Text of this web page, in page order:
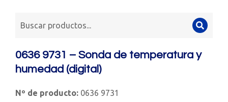
0636 9731 – Sonda de temperatura y
humedad (digital)
Nº de producto: 0636 9731